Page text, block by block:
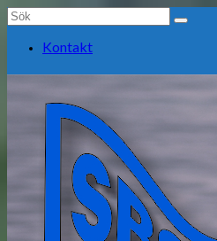
Search
Kontakt